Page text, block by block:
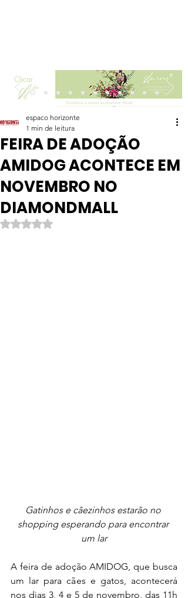
Clicar
FEIRA DE ADOÇÃO
AMIDOG ACONTECE EM
NOVEMBRO NO
DIAMONDMALL
espaco horizonte
1 min de leitura
Avaliado com NaN de 5 estrelas.
Gatinhos e cãezinhos estarão no
shopping esperando para encontrar
um lar
A feira de adoção AMIDOG, que busca
um lar para cães e gatos, acontecerá
nos dias 3, 4 e 5 de novembro, das 11h